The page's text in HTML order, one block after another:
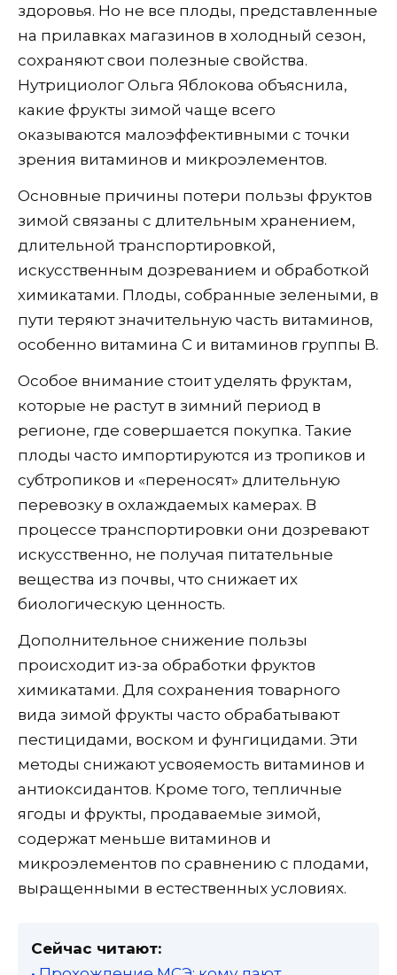
здоровья. Но не все плоды, представленные
на прилавках магазинов в холодный сезон,
сохраняют свои полезные свойства.
Нутрициолог Ольга Яблокова объяснила,
какие фрукты зимой чаще всего
оказываются малоэффективными с точки
зрения витаминов и микроэлементов.
Основные причины потери пользы фруктов
зимой связаны с длительным хранением,
длительной транспортировкой,
искусственным дозреванием и обработкой
химикатами. Плоды, собранные зелеными, в
пути теряют значительную часть витаминов,
особенно витамина C и витаминов группы B.
Особое внимание стоит уделять фруктам,
которые не растут в зимний период в
регионе, где совершается покупка. Такие
плоды часто импортируются из тропиков и
субтропиков и «переносят» длительную
перевозку в охлаждаемых камерах. В
процессе транспортировки они дозревают
искусственно, не получая питательные
вещества из почвы, что снижает их
биологическую ценность.
Дополнительное снижение пользы
происходит из-за обработки фруктов
химикатами. Для сохранения товарного
вида зимой фрукты часто обрабатывают
пестицидами, воском и фунгицидами. Эти
методы снижают усвояемость витаминов и
антиоксидантов. Кроме того, тепличные
ягоды и фрукты, продаваемые зимой,
содержат меньше витаминов и
микроэлементов по сравнению с плодами,
выращенными в естественных условиях.
Сейчас читают: